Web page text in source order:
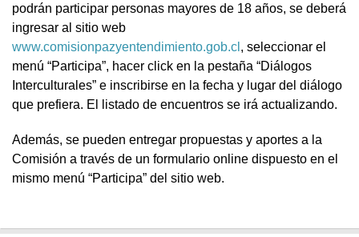
podrán participar personas mayores de 18 años, se deberá
ingresar al sitio web
www.comisionpazyentendimiento.gob.cl , seleccionar el
menú “Participa”, hacer click en la pestaña “Diálogos
Interculturales” e inscribirse en la fecha y lugar del diálogo
que prefiera. El listado de encuentros se irá actualizando.
Además, se pueden entregar propuestas y aportes a la
Comisión a través de un formulario online dispuesto en el
mismo menú “Participa” del sitio web.